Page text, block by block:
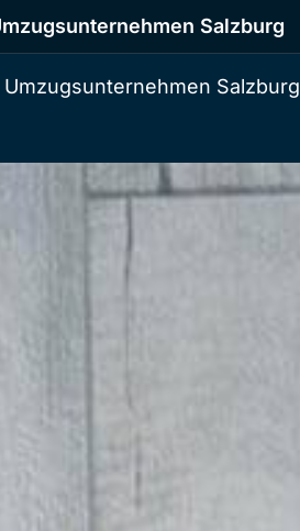
Salzburg
Umzugsunternehmen Salzburg